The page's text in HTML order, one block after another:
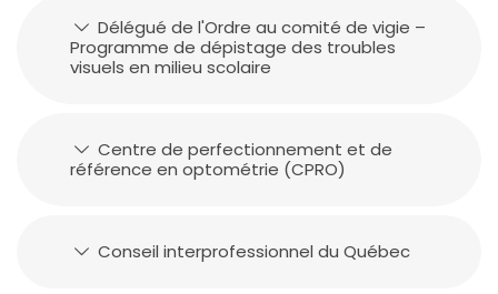
Délégué de l'Ordre au comité de vigie –
Programme de dépistage des troubles
visuels en milieu scolaire
Centre de perfectionnement et de
référence en optométrie (CPRO)
Conseil interprofessionnel du Québec